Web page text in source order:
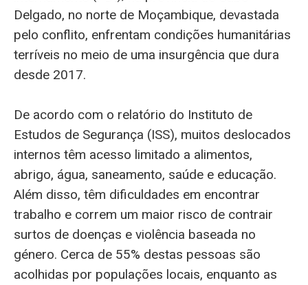
Delgado, no norte de Moçambique, devastada
pelo conflito, enfrentam condições humanitárias
terríveis no meio de uma insurgência que dura
desde 2017.
De acordo com o relatório do Instituto de
Estudos de Segurança (ISS), muitos deslocados
internos têm acesso limitado a alimentos,
abrigo, água, saneamento, saúde e educação.
Além disso, têm dificuldades em encontrar
trabalho e correm um maior risco de contrair
surtos de doenças e violência baseada no
género. Cerca de 55% destas pessoas são
acolhidas por populações locais, enquanto as